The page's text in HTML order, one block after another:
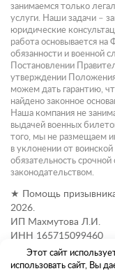
занимаемся только
услуги. Наши задачи –
юридические
работа основывается
обязанности и
Постановлении
утверждении
можем дать гарантию,
найдено законное
Наша компания не
выдачей военных
того, мы не размещаем
в уклонении от
обязательность
законодательством.
★ Помощь
2026.
ИП Махмутова Л.И.
ИНН 165715099460
Этот сайт
использовать сайт, Вы